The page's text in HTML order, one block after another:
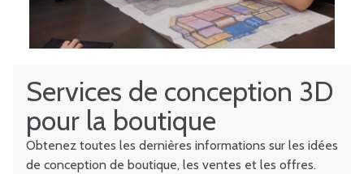
Services de conception 3D
pour la boutique
Obtenez toutes les dernières informations sur les idées
de conception de boutique, les ventes et les offres.